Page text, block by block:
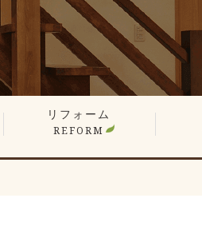
リフォーム
REFORM
戸建てリフォーム
マンションリフォーム
リフォーム施工事例
リフォームノウハウブログ